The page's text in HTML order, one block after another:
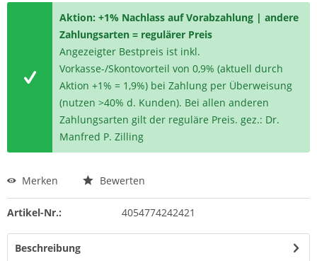
Aktion: +1% Nachlass auf Vorabzahlung | andere
Zahlungsarten = regulärer Preis
Angezeigter Bestpreis ist inkl.
Vorkasse-/Skontovorteil von 0,9% (aktuell durch
Aktion +1% = 1,9%) bei Zahlung per Überweisung
(nutzen >40% d. Kunden). Bei allen anderen
Zahlungsarten gilt der reguläre Preis. gez.: Dr.
Manfred P. Zilling
Merken Bewerten
Artikel-Nr.: 4054774242421
Beschreibung